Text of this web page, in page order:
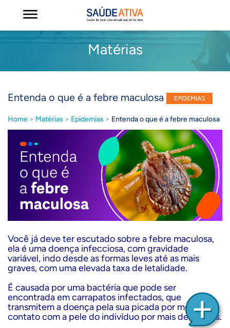
Matérias
Entenda o que é a febre maculosa EPIDEMIAS
Home > Matérias > Epidemias > Entenda o que é a febre maculosa
Você já deve ter escutado sobre a febre maculosa,
ela é uma doença infecciosa, com gravidade
variável, indo desde as formas leves até as mais
graves, com uma elevada taxa de letalidade.
É causada por uma bactéria que pode ser
encontrada em carrapatos infectados, que
transmitem a doença pela sua picada por meio do
contato com a pele do indivíduo por mais de 2 horas.